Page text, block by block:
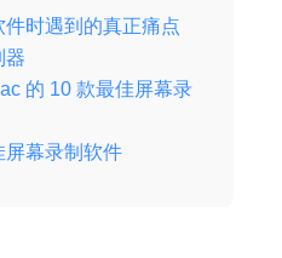
时遇到的真正痛点
器
的 10 款最佳屏幕录
屏幕录制软件